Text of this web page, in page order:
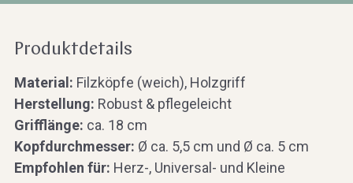
Produktdetails
Material: Filzköpfe (weich), Holzgriff
Herstellung: Robust & pflegeleicht
Grifflänge: ca. 18 cm
Kopfdurchmesser: Ø ca. 5,5 cm und Ø ca. 5 cm
Empfohlen für: Herz-, Universal- und Kleine